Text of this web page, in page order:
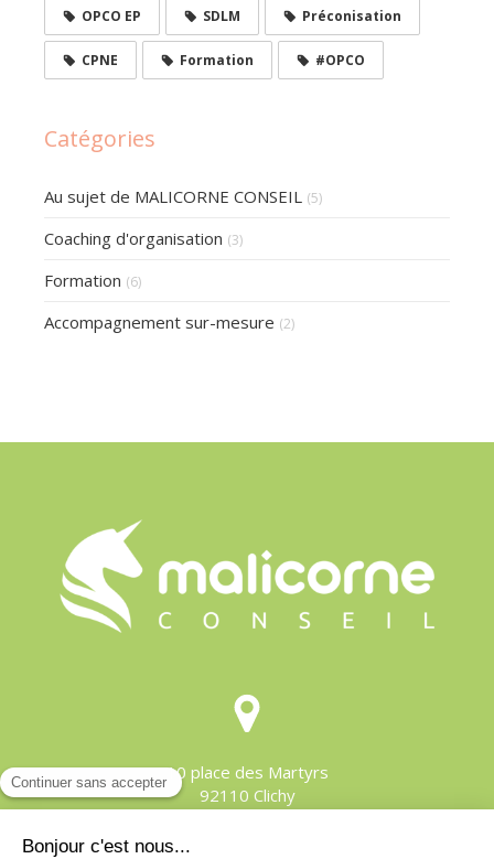
OPCO EP SDLM Préconisation
CPNE Formation #OPCO
Catégories
Au sujet de MALICORNE CONSEIL (5)
Coaching d'organisation (3)
Formation (6)
Accompagnement sur-mesure (2)
10 place des Martyrs
92110 Clichy